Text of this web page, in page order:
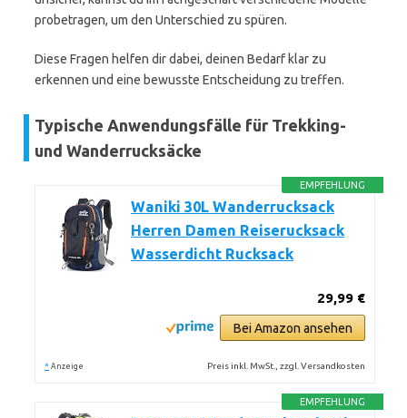
probetragen, um den Unterschied zu spüren.
Diese Fragen helfen dir dabei, deinen Bedarf klar zu
erkennen und eine bewusste Entscheidung zu treffen.
Typische Anwendungsfälle für Trekking-
und Wanderrucksäcke
EMPFEHLUNG
Waniki 30L Wanderrucksack
Herren Damen Reiserucksack
Wasserdicht Rucksack
29,99 €
Bei Amazon ansehen
* Anzeige Preis inkl. MwSt., zzgl. Versandkosten
EMPFEHLUNG